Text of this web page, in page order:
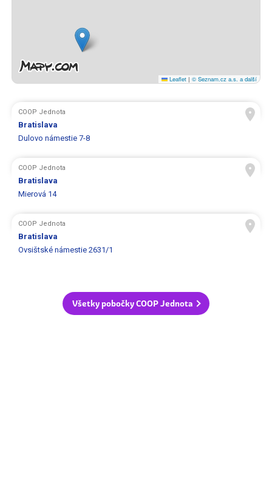
Leaflet | © Seznam.cz a.s. a další
COOP Jednota
Bratislava
Dulovo námestie 7-8
COOP Jednota
Bratislava
Mierová 14
COOP Jednota
Bratislava
Ovsištské námestie 2631/1
Všetky pobočky COOP Jednota